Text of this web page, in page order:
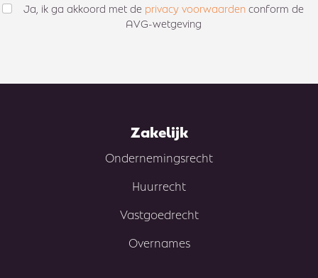
Ja, ik ga akkoord met de privacy voorwaardenconform de
AVG-wetgeving
Zakelijk
Ondernemingsrecht
Huurrecht
Vastgoedrecht
Overnames